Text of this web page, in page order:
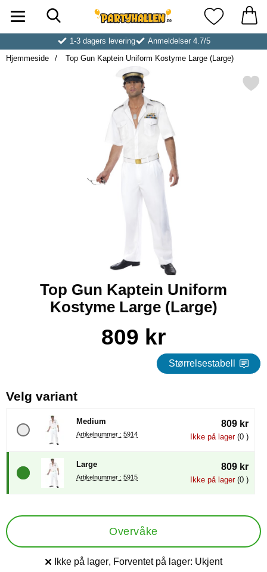
Startsiden for Partyhallen ABMine
1-3 dagers levering
Anmeldelser 4.7/5
Hjemmeside
Top Gun Kaptein Uniform Kostyme Large (Large)
Merk top Gun Kaptein Uniform
Top Gun Kaptein Uniform
Kostyme Large (Large)
Handle dette produktet, Top Gun Kaptein Uniform Kostyme
pris
809 kr
Størrelsestabell
Velg variant, (å velge en ny radioknapp vil
Medium
Artikelnummer : 5914
809 kr
Ikke på lager(0 )
Large
Artikelnummer : 5915
809 kr
Ikke på lager(0 )
Overvåke
Produkttilgjengelighet:
Ikke på lager, Forventet på lager: Ukjent